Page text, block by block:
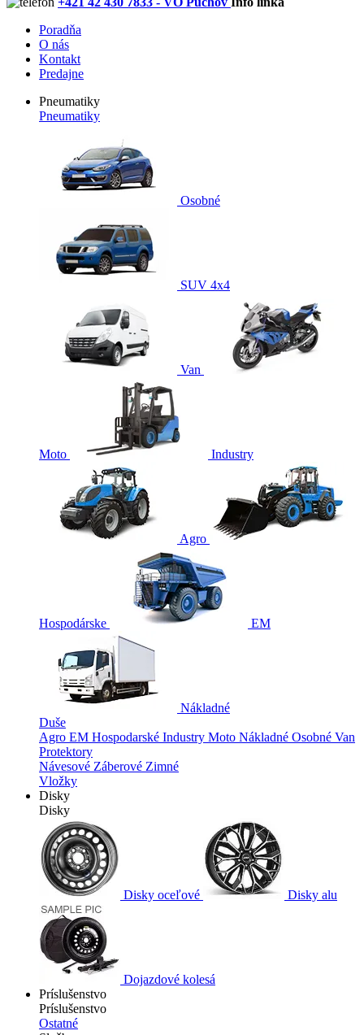
Poradňa
O nás
Kontakt
Predajne
Pneumatiky
Pneumatiky
Osobné
SUV 4x4
Van
Moto Industry
Agro
Hospodárske EM
Nákladné
Duše
Agro EM Hospodarské Industry Moto Nákladné Osobné Van
Protektory
Návesové Záberové Zimné
Vložky
Disky
Disky
Disky oceľové Disky alu
Dojazdové kolesá
Príslušenstvo
Príslušenstvo
Ostatné